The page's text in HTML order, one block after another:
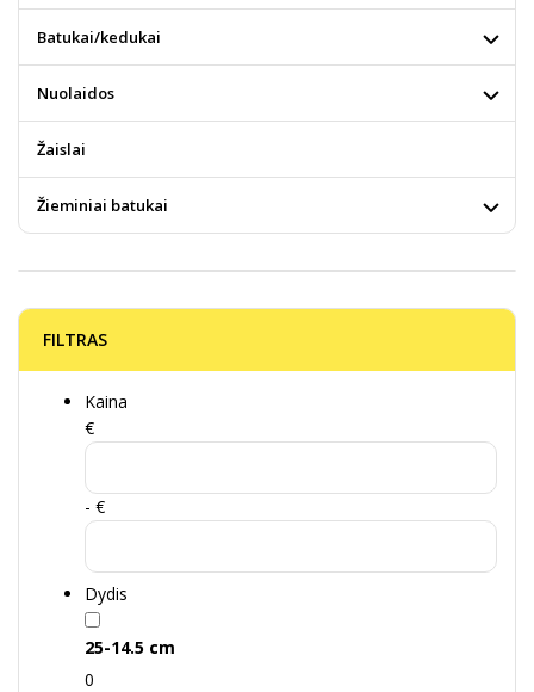
Batukai/kedukai
Nuolaidos
Žaislai
Žieminiai batukai
FILTRAS
Kaina
€
- €
Dydis
25-14.5 cm
0